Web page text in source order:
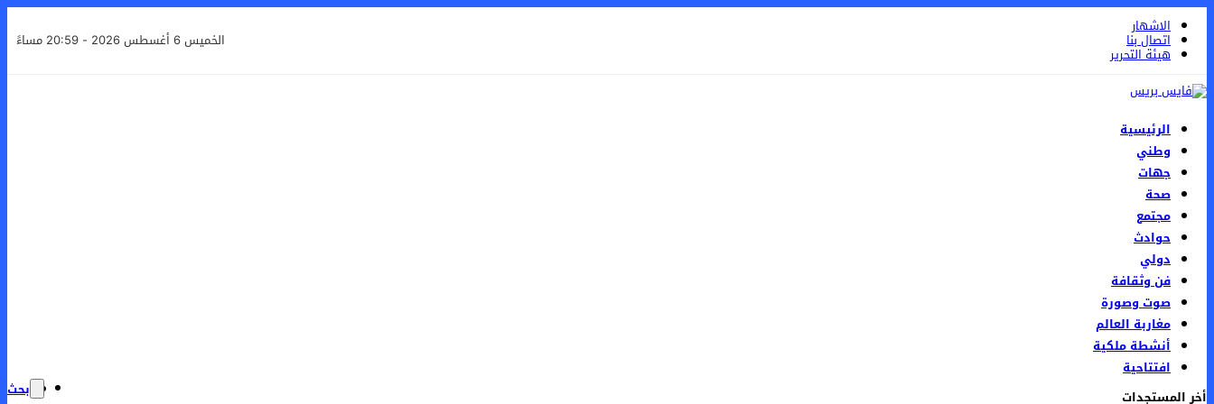
الاشهار
اتصال بنا
هيئة التحرير
الخميس 6 أغسطس 2026 - 20:59 مساءً
الرئيسية
وطني
جهات
صحة
مجتمع
حوادث
دولي
فن وثقافة
صوت وصورة
مغاربة العالم
أنشطة ملكية
افتتاحية
بحث
أخر المستجدات